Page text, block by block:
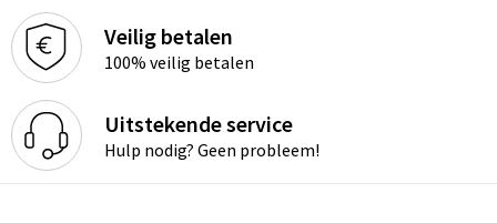
Veilig betalen
100% veilig betalen
Uitstekende service
Hulp nodig? Geen probleem!